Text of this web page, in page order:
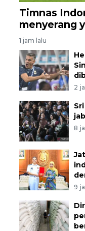
Timnas
menyerang
1 jam lalu
2
8
9